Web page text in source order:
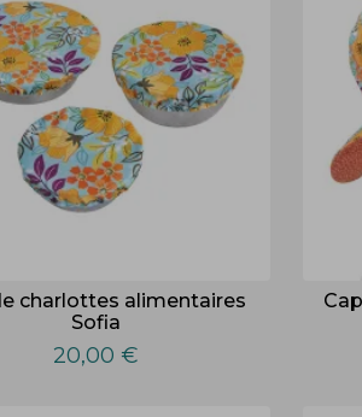
charlottes alimentaires
Sofia
20,00 €